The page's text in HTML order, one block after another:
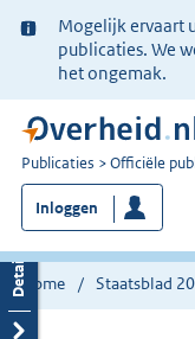
Ter
informatie:
Mogelijk ervaart
publicaties. We
het ongemak.
U
bent
nu
hier:
Publicaties Officiële
Inloggen
Home Staatsblad